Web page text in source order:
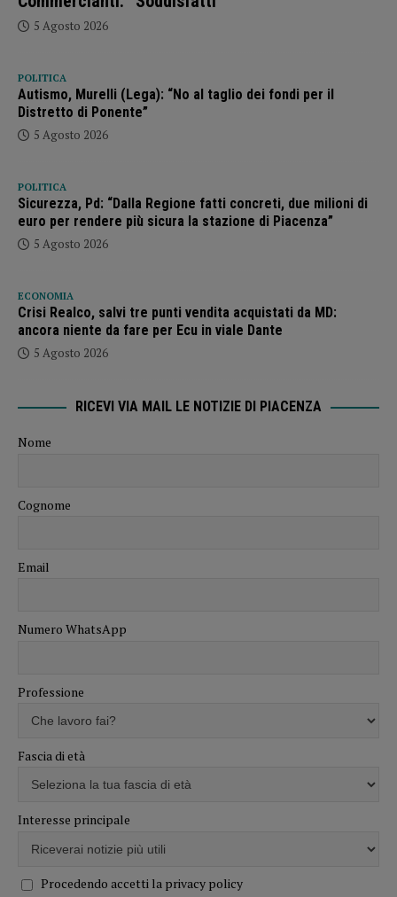
5 Agosto 2026
POLITICA
Autismo, Murelli (Lega): “No al taglio dei fondi per il
Distretto di Ponente”
5 Agosto 2026
POLITICA
Sicurezza, Pd: “Dalla Regione fatti concreti, due milioni di
euro per rendere più sicura la stazione di Piacenza”
5 Agosto 2026
ECONOMIA
Crisi Realco, salvi tre punti vendita acquistati da MD:
ancora niente da fare per Ecu in viale Dante
5 Agosto 2026
RICEVI VIA MAIL LE NOTIZIE DI PIACENZA
Nome
Cognome
Email
Numero WhatsApp
Professione
Fascia di età
Interesse principale
Procedendo accetti la privacy policy